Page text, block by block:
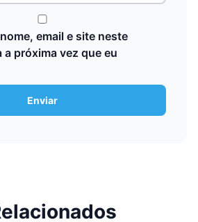
email e site neste
a próxima vez que eu